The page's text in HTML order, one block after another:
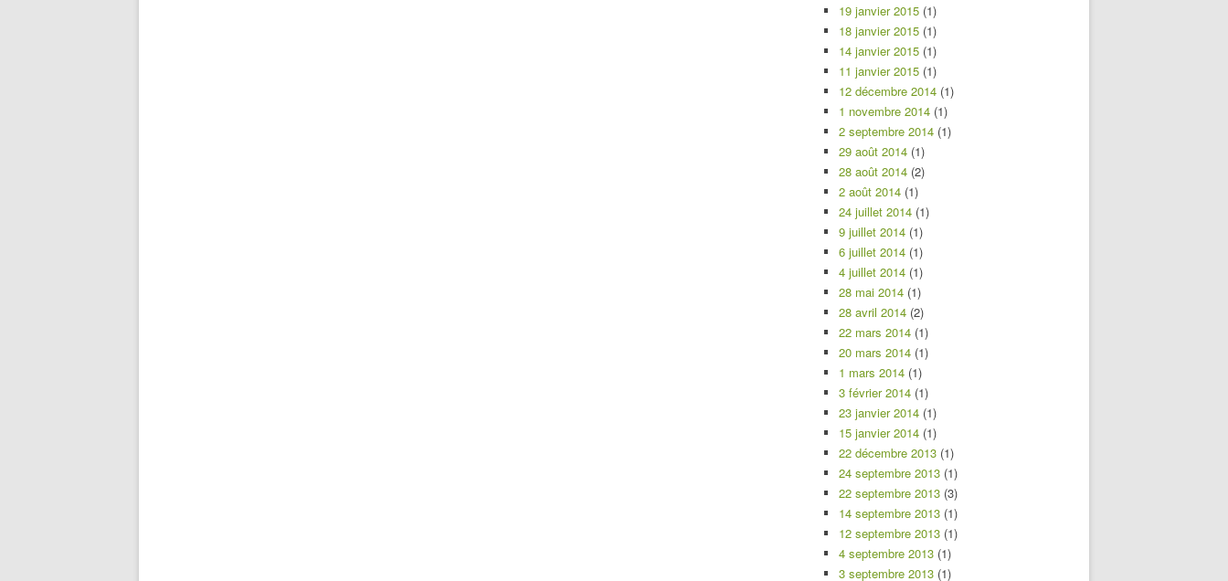
19 janvier 2015 (1)
18 janvier 2015 (1)
14 janvier 2015 (1)
11 janvier 2015 (1)
12 décembre 2014 (1)
1 novembre 2014 (1)
2 septembre 2014 (1)
29 août 2014 (1)
28 août 2014 (2)
2 août 2014 (1)
24 juillet 2014 (1)
9 juillet 2014 (1)
6 juillet 2014 (1)
4 juillet 2014 (1)
28 mai 2014 (1)
28 avril 2014 (2)
22 mars 2014 (1)
20 mars 2014 (1)
1 mars 2014 (1)
3 février 2014 (1)
23 janvier 2014 (1)
15 janvier 2014 (1)
22 décembre 2013 (1)
24 septembre 2013 (1)
22 septembre 2013 (3)
14 septembre 2013 (1)
12 septembre 2013 (1)
4 septembre 2013 (1)
3 septembre 2013 (1)